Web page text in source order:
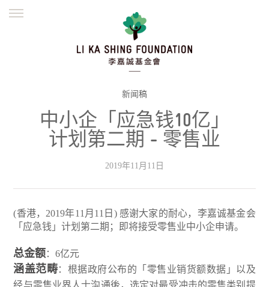
並肩同行
繁體
新闻稿
中小企「应急钱10亿」
计划第二期 - 零售业
2019年11月11日
(香港，2019年11月11日) 感谢大家的耐心，李嘉诚基金会
「应急钱」计划第二期；即将接受零售业中小企申请。
总金额：6亿元
涵盖范畴：根据政府公布的「零售业销货额数据」以及
经与零售业界人士沟通後，选定对最受冲击的零售类别提